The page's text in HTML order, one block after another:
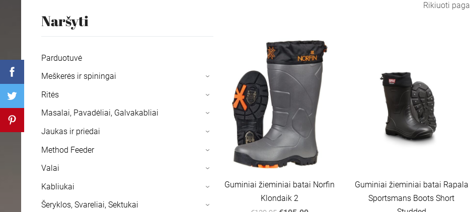
Naršyti
Parduotuvė
Meškerės ir spiningai
›
Ritės ›
Masalai, Pavadėliai, Galvakabliai ›
Jaukas ir priedai ›
Method Feeder ›
Valai ›
Kabliukai ›
Šeryklos, Svareliai, Sektukai ›
Rikiuoti pagal
Guminiai žieminiai batai Norfin
Klondaik 2
Guminiai žieminiai batai Rapala
Sportsmans Boots Short